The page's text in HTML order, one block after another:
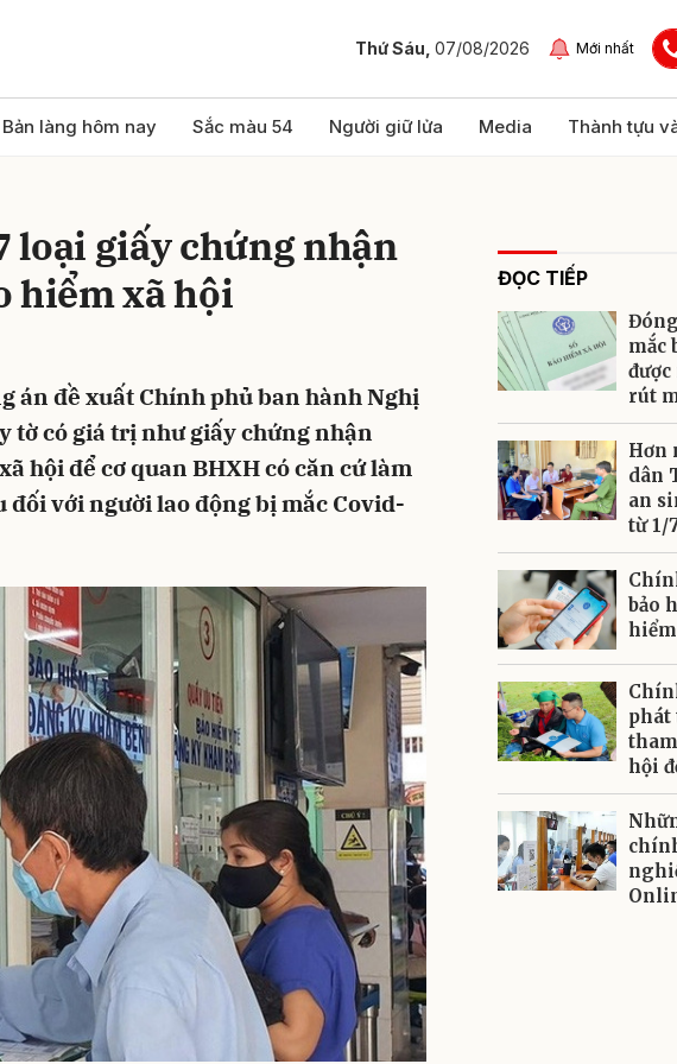
Thứ Sáu, 07/08/2026 Mới nhất
Bản làng hôm nay Sắc màu 54 Người giữ lửa Media Thành tựu
loại giấy chứng nhận
hiểm xã hội
án đề xuất Chính phủ ban hành Nghị
tờ có giá trị như giấy chứng nhận
hội để cơ quan BHXH có căn cứ làm
đối với người lao động bị mắc Covid-
ĐỌC TIẾP
mắc
rút
Hơn
dân
an
từ 1/
bảo
phát
hội
luận
Hủy Gửi